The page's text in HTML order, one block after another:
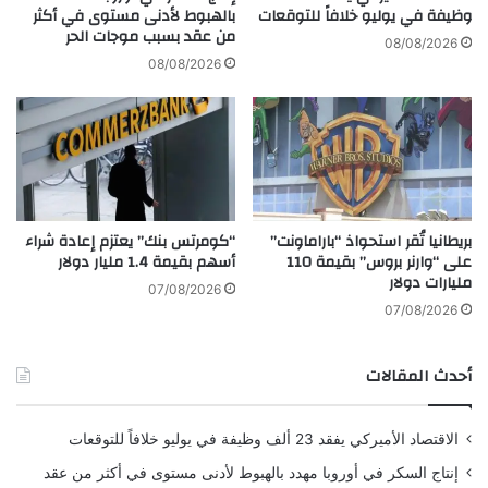
جذب الأنثى.
تقوم الإناث بفحص الدوائر النهائية
الناعمة لوضع البيض.
Фо منعطفات مارتين كلينسترا / ويكيميديا ​​​​كومنز
بعد أن تضع الأنثى بيضها في المركز، يحرس الذكر
القابض لمدة ستة أيام تقريبًا. ثم يتم تدمير الهيكل،
بعد أن أدى دوره، بواسطة التيارات، وتبدأ الأسماك
كان يُعتقد أن هذا السلوك الفريد فريد بالنسبة
للسكان اليابانيين.توركيجينر ألبوماكولوسوس
ل
م
ى
ح
ا
ت
ق
ا
ل
آ
م
ن
ل
ل
ط
وظيفة في يوليو خلافاً للتوقعات
08/08/2026
بالهبوط لأدنى مستوى في أكثر
من عقد بسبب موجات الحر
08/08/2026
بريطانيا تُقر استحواذ “باراماونت”
على “وارنر بروس” بقيمة 110
مليارات دولار
07/08/2026
“كومرتس بنك” يعتزم إعادة شراء
أسهم بقيمة 1.4 مليار دولار
07/08/2026
أحدث المقالات
الاقتصاد الأميركي يفقد 23 ألف وظيفة في يوليو خلافاً للتوقعات
إنتاج السكر في أوروبا مهدد بالهبوط لأدنى مستوى في أكثر من عقد